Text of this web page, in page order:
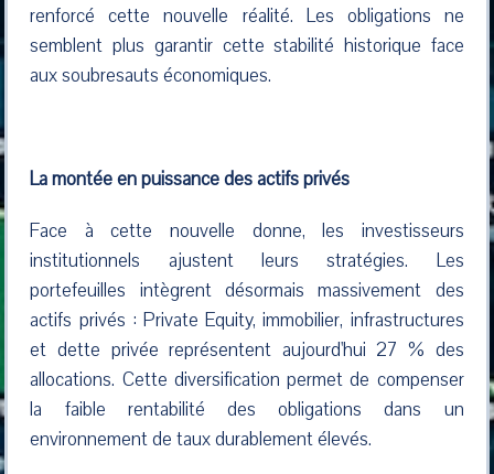
renforcé cette nouvelle réalité. Les obligations ne
semblent plus garantir cette stabilité historique face
aux soubresauts économiques.
La montée en puissance des actifs privés
Face à cette nouvelle donne, les investisseurs
institutionnels ajustent leurs stratégies. Les
portefeuilles intègrent désormais massivement des
actifs privés : Private Equity, immobilier, infrastructures
et dette privée représentent aujourd'hui 27 % des
allocations. Cette diversification permet de compenser
la faible rentabilité des obligations dans un
environnement de taux durablement élevés.